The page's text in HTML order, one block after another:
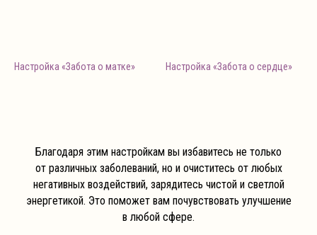
Настройка «Забота о матке» Настройка «Забота о сердце»
Благодаря этим настройкам вы избавитесь не только
от различных заболеваний, но и очиститесь от любых
негативных воздействий, зарядитесь чистой и светлой
энергетикой. Это поможет вам почувствовать улучшение
в любой сфере.